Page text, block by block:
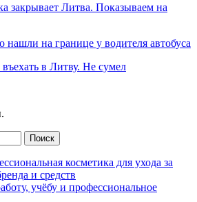
закрывает Литва. Показываем на
на границе у водителя автобуса
в Литву. Не сумел
косметика для ухода за
и средств
учёбу и профессиональное